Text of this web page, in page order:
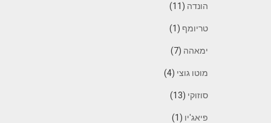
הונדה (11)
טריומף (1)
ימאהה (7)
מוטו גוצי (4)
סוזוקי (13)
פיאג'יו (1)